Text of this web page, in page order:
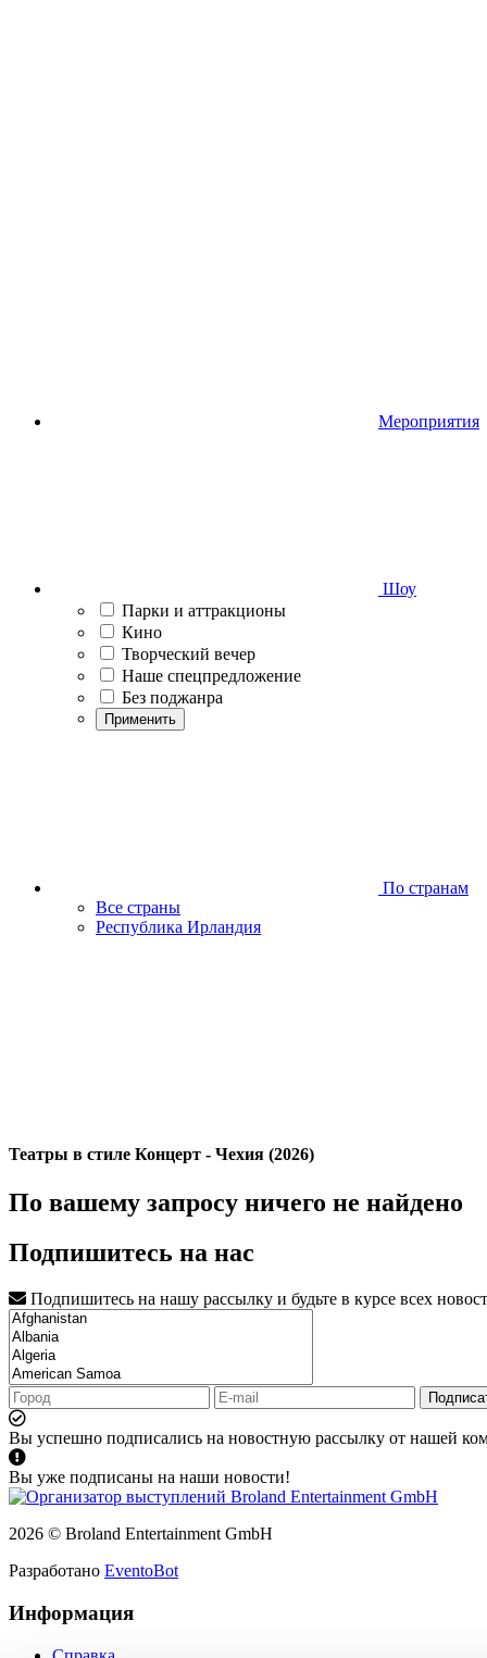
Мероприятия
Шоу
Парки и аттракционы
Кино
Творческий вечер
Наше спецпредложение
Без поджанра
Применить
По странам
Все страны
Республика Ирландия
Театры в стиле Концерт - Чехия (2026)
По вашему запросу ничего не найдено
Подпишитесь на нас
Подпишитесь на нашу рассылку и будьте в курсе всех
Вы успешно подписались на новостную рассылку от нашей
Вы уже подписаны на наши новости!
2026 © Broland Entertainment GmbH
Разработано EventoBot
Информация